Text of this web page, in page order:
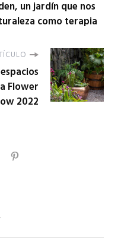
un jardín que nos
como terapia
Flower
2022